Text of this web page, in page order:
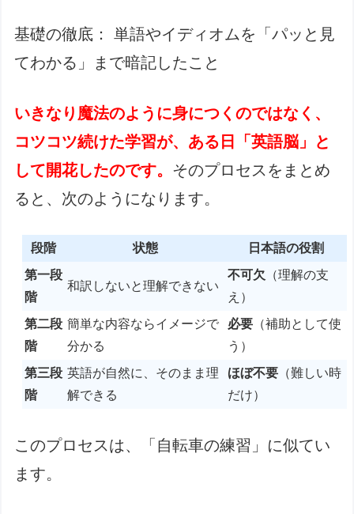
基礎の徹底： 単語やイディオムを「パッと見
てわかる」まで暗記したこと
いきなり魔法のように身につくのではなく、
コツコツ続けた学習が、ある日「英語脳」と
して開花したのです。 そのプロセスをまとめ
ると、次のようになります。
段階 状態
日本語の役割
第一段
階
和訳しないと理解できない
不可欠 （理解の支
え）
第二段
階
簡単な内容ならイメージで
分かる
必要 （補助として使
う）
第三段
階
英語が自然に、そのまま理
解できる
ほぼ不要 （難しい時
だけ）
このプロセスは、「自転車の練習」に似てい
ます。